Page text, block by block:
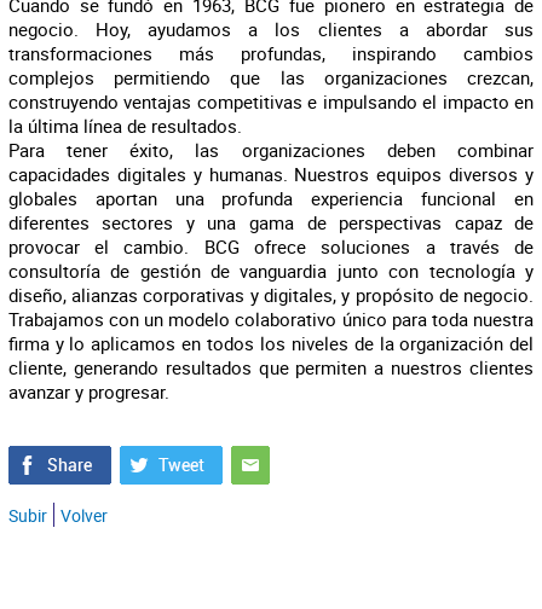
Cuando se fundó en 1963, BCG fue pionero en estrategia de
negocio. Hoy, ayudamos a los clientes a abordar sus
transformaciones más profundas, inspirando cambios
complejos permitiendo que las organizaciones crezcan,
construyendo ventajas competitivas e impulsando el impacto en
la última línea de resultados.
Para tener éxito, las organizaciones deben combinar
capacidades digitales y humanas. Nuestros equipos diversos y
globales aportan una profunda experiencia funcional en
diferentes sectores y una gama de perspectivas capaz de
provocar el cambio. BCG ofrece soluciones a través de
consultoría de gestión de vanguardia junto con tecnología y
diseño, alianzas corporativas y digitales, y propósito de negocio.
Trabajamos con un modelo colaborativo único para toda nuestra
firma y lo aplicamos en todos los niveles de la organización del
cliente, generando resultados que permiten a nuestros clientes
avanzar y progresar.
Subir Volver